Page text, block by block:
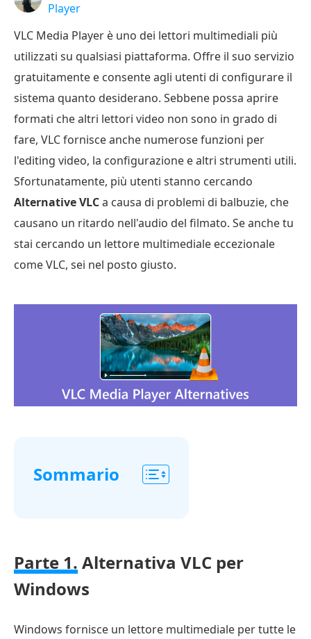
Player
VLC Media Player è uno dei lettori multimediali più
utilizzati su qualsiasi piattaforma. Offre il suo servizio
gratuitamente e consente agli utenti di configurare il
sistema quanto desiderano. Sebbene possa aprire
formati che altri lettori video non sono in grado di
fare, VLC fornisce anche numerose funzioni per
l'editing video, la configurazione e altri strumenti utili.
Sfortunatamente, più utenti stanno cercando
Alternative VLCa causa di problemi di balbuzie, che
causano un ritardo nell'audio del filmato. Se anche tu
stai cercando un lettore multimediale eccezionale
come VLC, sei nel posto giusto.
Sommario
a
VLC
Windows
Parte 1. Alternativa VLC per
Windows
Windows fornisce un lettore multimediale per tutte le